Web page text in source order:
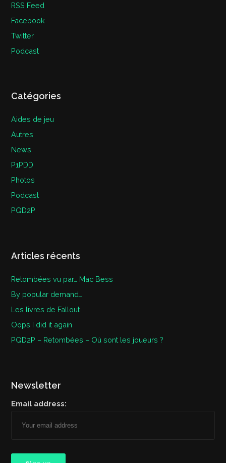
RSS Feed
Facebook
Twitter
Podcast
Catégories
Aides de jeu
Autres
News
P1PDD
Photos
Podcast
PQD2P
Articles récents
Retombées vu par… Mac Bess
By popular demand…
Les livres de Fallout
Oops I did it again
PQD2P – Retombées – Où sont les joueurs ?
Newsletter
Email address: